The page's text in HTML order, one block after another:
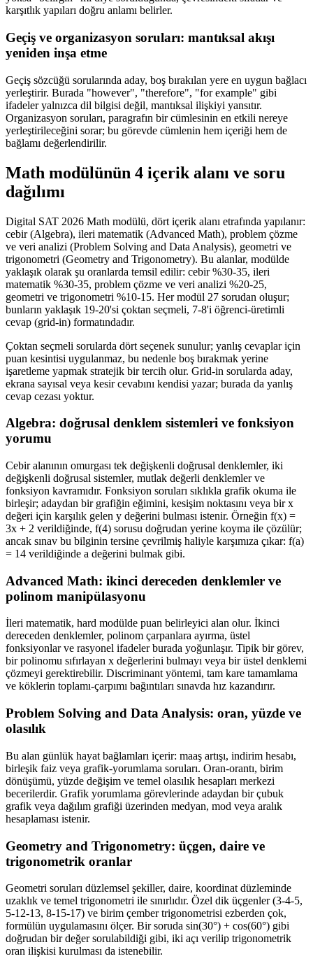
karşıtlık yapıları doğru anlamı belirler.
Geçiş ve organizasyon soruları: mantıksal akışı
yeniden inşa etme
Geçiş sözcüğü sorularında aday, boş bırakılan yere en uygun bağlacı
yerleştirir. Burada "however", "therefore", "for example" gibi
ifadeler yalnızca dil bilgisi değil, mantıksal ilişkiyi yansıtır.
Organizasyon soruları, paragrafın bir cümlesinin en etkili nereye
yerleştirileceğini sorar; bu görevde cümlenin hem içeriği hem de
bağlamı değerlendirilir.
Math modülünün 4 içerik alanı ve soru
dağılımı
Digital SAT 2026 Math modülü, dört içerik alanı etrafında yapılanır:
cebir (Algebra), ileri matematik (Advanced Math), problem çözme
ve veri analizi (Problem Solving and Data Analysis), geometri ve
trigonometri (Geometry and Trigonometry). Bu alanlar, modülde
yaklaşık olarak şu oranlarda temsil edilir: cebir %30-35, ileri
matematik %30-35, problem çözme ve veri analizi %20-25,
geometri ve trigonometri %10-15. Her modül 27 sorudan oluşur;
bunların yaklaşık 19-20'si çoktan seçmeli, 7-8'i öğrenci-üretimli
cevap (grid-in) formatındadır.
Çoktan seçmeli sorularda dört seçenek sunulur; yanlış cevaplar için
puan kesintisi uygulanmaz, bu nedenle boş bırakmak yerine
işaretleme yapmak stratejik bir tercih olur. Grid-in sorularda aday,
ekrana sayısal veya kesir cevabını kendisi yazar; burada da yanlış
cevap cezası yoktur.
Algebra: doğrusal denklem sistemleri ve fonksiyon
yorumu
Cebir alanının omurgası tek değişkenli doğrusal denklemler, iki
değişkenli doğrusal sistemler, mutlak değerli denklemler ve
fonksiyon kavramıdır. Fonksiyon soruları sıklıkla grafik okuma ile
birleşir; adaydan bir grafiğin eğimini, kesişim noktasını veya bir x
değeri için karşılık gelen y değerini bulması istenir. Örneğin f(x) =
3x + 2 verildiğinde, f(4) sorusu doğrudan yerine koyma ile çözülür;
ancak sınav bu bilginin tersine çevrilmiş haliyle karşımıza çıkar: f(a)
= 14 verildiğinde a değerini bulmak gibi.
Advanced Math: ikinci dereceden denklemler ve
polinom manipülasyonu
İleri matematik, hard modülde puan belirleyici alan olur. İkinci
dereceden denklemler, polinom çarpanlara ayırma, üstel
fonksiyonlar ve rasyonel ifadeler burada yoğunlaşır. Tipik bir görev,
bir polinomu sıfırlayan x değerlerini bulmayı veya bir üstel denklemi
çözmeyi gerektirebilir. Discriminant yöntemi, tam kare tamamlama
ve köklerin toplamı-çarpımı bağıntıları sınavda hız kazandırır.
Problem Solving and Data Analysis: oran, yüzde ve
olasılık
Bu alan günlük hayat bağlamları içerir: maaş artışı, indirim hesabı,
birleşik faiz veya grafik-yorumlama soruları. Oran-orantı, birim
dönüşümü, yüzde değişim ve temel olasılık hesapları merkezi
becerilerdir. Grafik yorumlama görevlerinde adaydan bir çubuk
grafik veya dağılım grafiği üzerinden medyan, mod veya aralık
hesaplaması istenir.
Geometry and Trigonometry: üçgen, daire ve
trigonometrik oranlar
Geometri soruları düzlemsel şekiller, daire, koordinat düzleminde
uzaklık ve temel trigonometri ile sınırlıdır. Özel dik üçgenler (3-4-5,
5-12-13, 8-15-17) ve birim çember trigonometrisi ezberden çok,
formülün uygulamasını ölçer. Bir soruda sin(30°) + cos(60°) gibi
doğrudan bir değer sorulabildiği gibi, iki açı verilip trigonometrik
oran ilişkisi kurulması da istenebilir.